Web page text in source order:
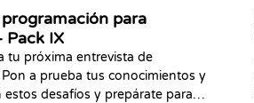
para
Pack IX
tu próxima entrevista de
a prueba tus conocimientos y
estos desafíos y prepárate para